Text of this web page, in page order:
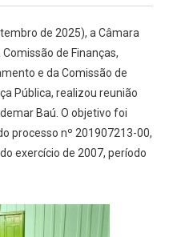
de 2025), a Câmara
de Finanças,
e da Comissão de
Pública, realizou reunião
Baú. O objetivo foi
processo nº 201907213-00,
exercício de 2007, período